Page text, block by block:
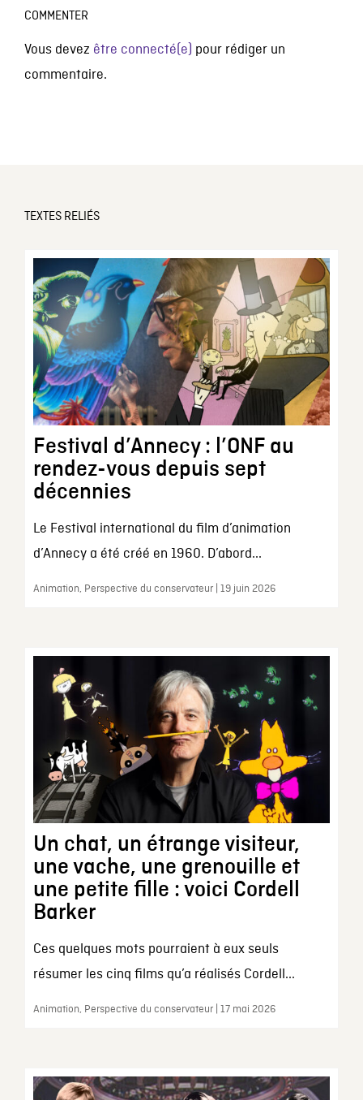
COMMENTER
Vous devez être connecté(e) pour rédiger un
commentaire.
TEXTES RELIÉS
Festival d’Annecy : l’ONF au
rendez-vous depuis sept
décennies
Le Festival international du film d’animation
d’Annecy a été créé en 1960. D’abord...
Animation, Perspective du conservateur | 19 juin 2026
Un chat, un étrange visiteur,
une vache, une grenouille et
une petite fille : voici Cordell
Barker
Ces quelques mots pourraient à eux seuls
résumer les cinq films qu’a réalisés Cordell...
Animation, Perspective du conservateur | 17 mai 2026